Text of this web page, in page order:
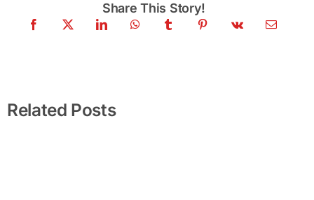
Share This Story!
Related Posts
Scan-to-BIM: Der vollständige Leitfaden
2026